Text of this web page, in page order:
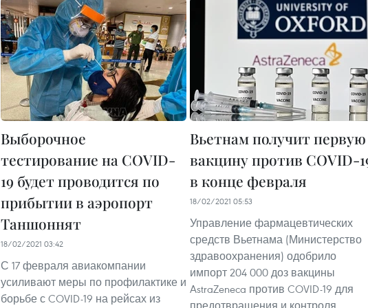
Выборочное
тестирование на COVID-
19 будет проводится по
прибытии в аэропорт
Таншоннят
18/02/2021 03:42
С 17 февраля авиакомпании
усиливают меры по профилактике и
борьбе с COVID-19 на рейсах из
Вьетнам получит первую
вакцину против COVID-
в конце февраля
18/02/2021 05:53
Управление фармацевтических
средств Вьетнама (Министерство
здравоохранения) одобрило
импорт 204 000 доз вакцины
AstraZeneca против COVID-19 для
предотвращения и контроля